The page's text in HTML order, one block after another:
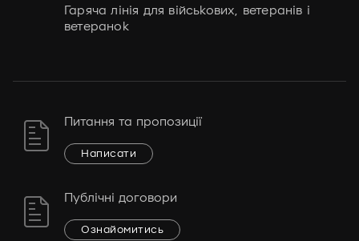
Гаряча лінія для військових, ветеранів і
ветеранок
Питання та пропозиції
Написати
Публічні договори
Ознайомитись